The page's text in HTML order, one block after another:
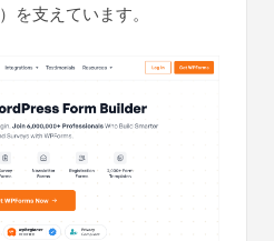
を支えています。